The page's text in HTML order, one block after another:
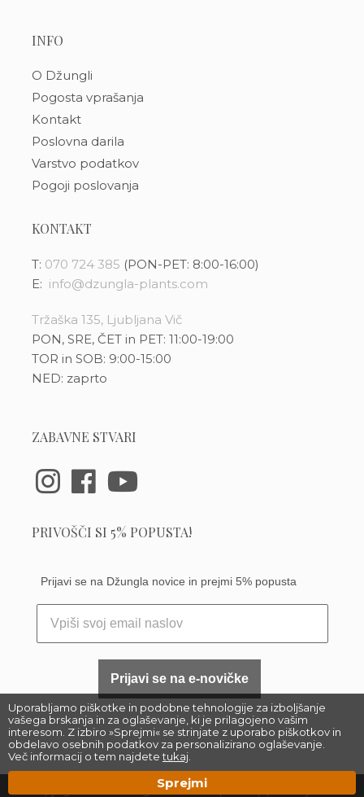
Uporabljamo piškotke in podobne tehnologije za izboljšanje
vašega brskanja in za oglaševanje, ki je prilagojeno vašim
interesom. Z izbiro »Sprejmi« se strinjate z uporabo piškotkov in
obdelavo osebnih podatkov za personalizirano oglaševanje.
Več informacij o tem najdetetukaj
Sprejmi
INFO
O Džungli
Pogosta vprašanja
Kontakt
Poslovna darila
Varstvo podatkov
Pogoji poslovanja
KONTAKT
T: 070 724 385 (PON-PET: 8:00-16:00)
E: info@dzungla-plants.com
Tržaška 135, Ljubljana Vič
PON, SRE, ČET in PET: 11:00-19:00
TOR in SOB: 9:00-15:00
NED: zaprto
ZABAVNE STVARI
PRIVOŠČI SI 5% POPUSTA!
Prijavi se na Džungla novice in prejmi 5% popusta
Prijavi se na e-novičke
Džungla Plants d.o.o.